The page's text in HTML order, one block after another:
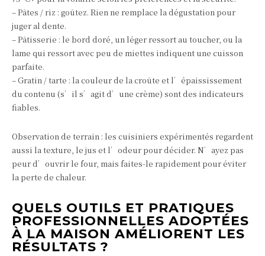
– Pâtes / riz : goûtez. Rien ne remplace la dégustation pour
juger al dente.
– Pâtisserie : le bord doré, un léger ressort au toucher, ou la
lame qui ressort avec peu de miettes indiquent une cuisson
parfaite.
– Gratin / tarte : la couleur de la croûte et l’épaississement
du contenu (s’il s’agit d’une crème) sont des indicateurs
fiables.
Observation de terrain : les cuisiniers expérimentés regardent
aussi la texture, le jus et l’odeur pour décider. N’ayez pas
peur d’ouvrir le four, mais faites-le rapidement pour éviter
la perte de chaleur.
QUELS OUTILS ET PRATIQUES
PROFESSIONNELLES ADOPTÉES
À LA MAISON AMÉLIORENT LES
RÉSULTATS ?